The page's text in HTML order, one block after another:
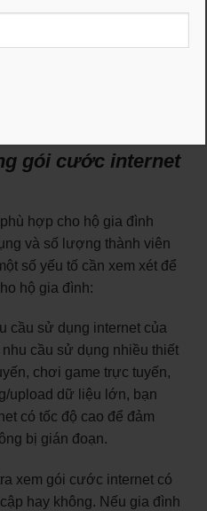
Tổng Đài Đăng Kí Lắp
Mãi Cực Sốc, Tặng
Đơn Giản, Lắp Đặt 24-
FPT. FPT Play Box.
gói cước internet
hợp cho hộ gia đình
và số lượng thành viên
số yếu tố cần xem xét để
hộ gia đình:
cầu sử dụng internet của
cầu sử dụng nhiều thiết
chơi game trực tuyến,
upload dữ liệu lớn, bạn
có tốc độ cao để đảm
bị gián đoạn.
xem gói cước internet có
hay không. Nếu gia đình